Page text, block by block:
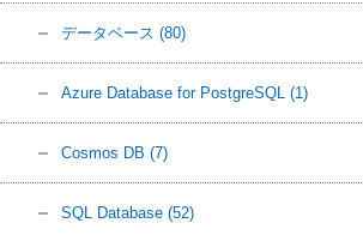
データベース (80)
Azure Database for PostgreSQL (1)
Cosmos DB (7)
SQL Database (52)